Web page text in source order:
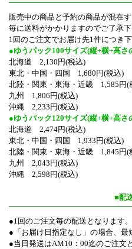
販売中の商品と予約の商品が混在
毎に送料がかかりますのでご了承下
1回のご注文でお届け先1件につき
●ゆうパック100サイズ(縦+横+高さ
北海道 2,130円(税込)
東北・中国・四国 1,680円(税込)
北陸・関東・東海・近畿 1,585円(
九州 1,806円(税込)
沖縄 2,233円(税込)
●ゆうパック120サイズ(縦+横+高さ
北海道 2,474円(税込)
東北・中国・四国 1,933円(税込)
北陸・関東・東海・近畿 1,845円(
九州 2,043円(税込)
沖縄 2,598円(税込)
■配
●1回のご注文毎の配送となります。
●「お届け日指定なし」の場合、最
●当日発送はAM10：00迄のご注文